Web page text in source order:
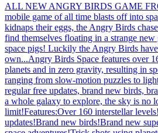
ALL NEW ANGRY BIRDS GAME
mobile game of all time blasts off into
kidnaps their eggs, the Angry Birds
find themselves floating in a strange
space pigs! Luckily the Angry Birds
own...Angry Birds Space features over
planets and in zero gravity, resulting in
ranging from slow-motion puzzles to
regular free updates, brand new birds,
a whole galaxy to explore, the sky is no
limit!Features:Over 160 interstellar
updates!Brand new birds!Brand new